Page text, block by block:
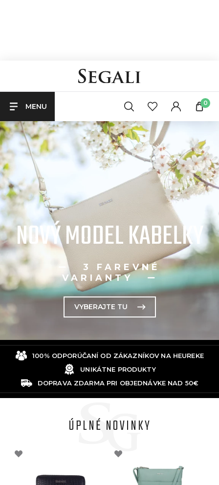
MENU 0
NOVÝ MODEL KABELKY
3 FAREVNÉ
VARIANTY
VYBERAJTE TU
100% ODPORÚČANÍ OD ZÁKAZNÍKOVNA HEUREKE
UNIKÁTNE PRODUKTY
DOPRAVA ZDARMAPRI OBJEDNÁVKE NAD 50€
ÚPLNÉ NOVINKY